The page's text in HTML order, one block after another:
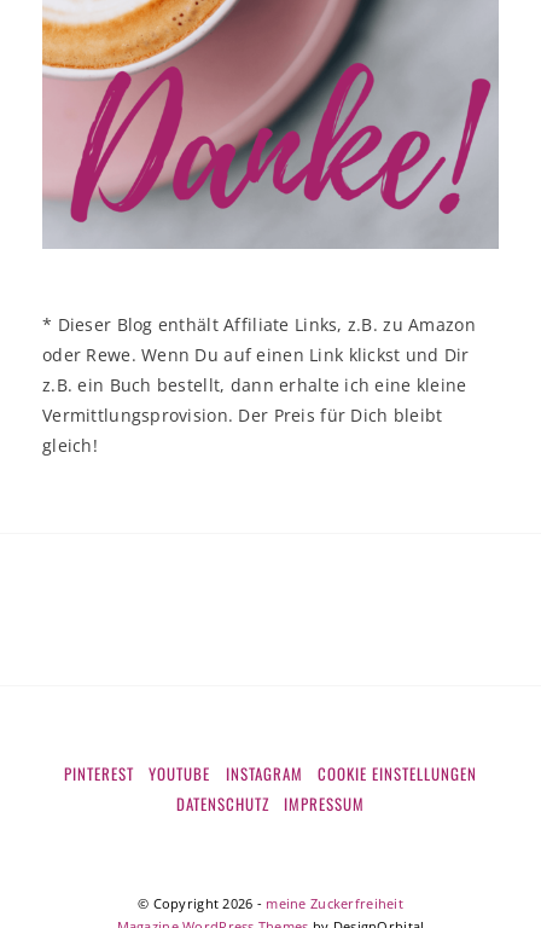
* Dieser Blog enthält Affiliate Links, z.B. zu Amazon
oder Rewe. Wenn Du auf einen Link klickst und Dir
z.B. ein Buch bestellt, dann erhalte ich eine kleine
Vermittlungsprovision. Der Preis für Dich bleibt
gleich!
PINTEREST YOUTUBE INSTAGRAM
COOKIE EINSTELLUNGEN
DATENSCHUTZ
IMPRESSUM
© Copyright 2026 - meine Zuckerfreiheit